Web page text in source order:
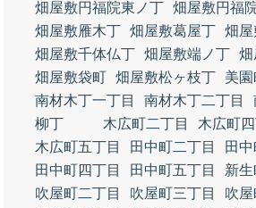
畑屋敷円福院東ノ丁 畑屋敷円福
畑屋敷雁木丁 畑屋敷葛屋丁 畑
畑屋敷千体仏丁 畑屋敷端ノ丁 畑
畑屋敷袋町 畑屋敷松ヶ枝丁
美
南材木丁一丁目
南材木丁二丁目
柳丁
木広町二丁目
木広町四
木広町五丁目
田中町二丁目
田
田中町四丁目
田中町五丁目 新
吹屋町二丁目
吹屋町三丁目
吹屋